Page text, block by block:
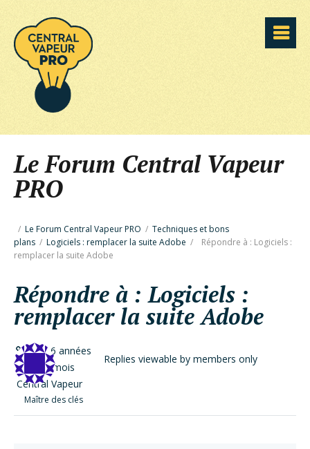
Le Forum Central Vapeur
PRO
/ Le Forum Central Vapeur PRO / Techniques et bons
plans / Logiciels : remplacer la suite Adobe /
Répondre à : Logiciels :
remplacer la suite Adobe
Répondre à : Logiciels :
remplacer la suite Adobe
il y a 6 années
et 2 mois
Central Vapeur
Maître des clés
Replies viewable by members only